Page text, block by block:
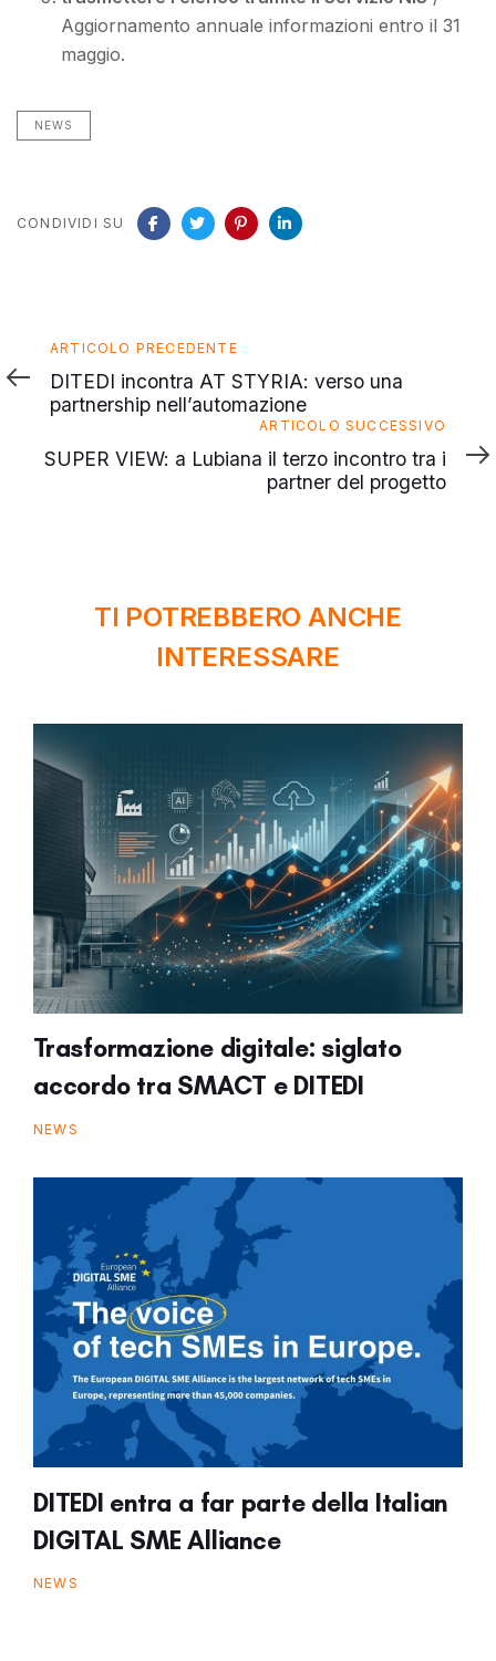
Aggiornamento annuale informazioni entro il 31
maggio.
NEWS
CONDIVIDI SU
Articolo
precedente
ARTICOLO PRECEDENTE
DITEDI incontra AT STYRIA: verso una
partnership nell’automazione
successivo
ARTICOLO SUCCESSIVO
SUPER VIEW: a Lubiana il terzo incontro tra i
partner del progetto
TI POTREBBERO ANCHE
INTERESSARE
Trasformazione digitale: siglato
accordo tra SMACT e DITEDI
NEWS
DITEDI entra a far parte della Italian
DIGITAL SME Alliance
NEWS